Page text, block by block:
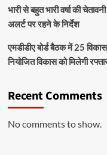
भारी से बहुत भारी वर्षा की
अलर्ट पर रहने के निर्देश
एमडीडीए बोर्ड बैठक में 25
नियोजित विकास को मिलेगी
Recent Comments
No comments to show.